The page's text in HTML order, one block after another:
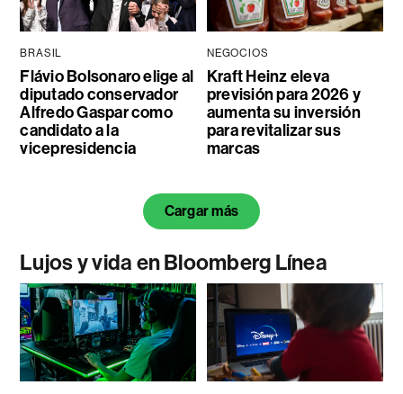
BRASIL
Flávio Bolsonaro elige al
diputado conservador
Alfredo Gaspar como
candidato a la
vicepresidencia
NEGOCIOS
Kraft Heinz eleva
previsión para 2026 y
aumenta su inversión
para revitalizar sus
marcas
Cargar más
Lujos y vida en Bloomberg Línea